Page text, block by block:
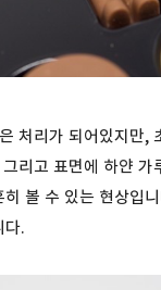
처리가 되어있지만,
리고 표면에 하얀 가
볼 수 있는 현상입
다.